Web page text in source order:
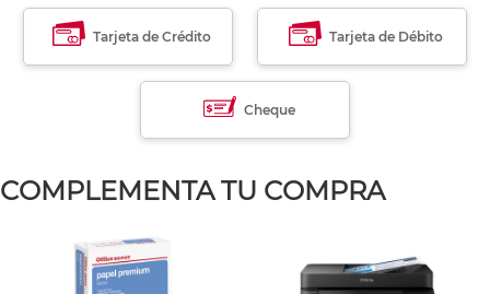
Tarjeta de Crédito Tarjeta de Débito
Cheque
COMPLEMENTA TU COMPRA